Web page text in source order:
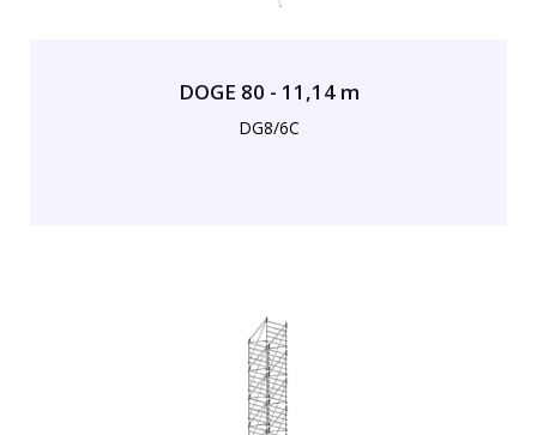
DOGE 80 - 11,14 m
DG8/6C